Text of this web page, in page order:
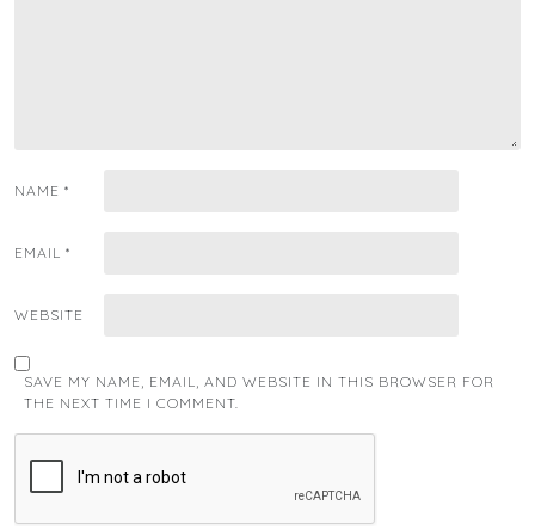
NAME *
EMAIL *
WEBSITE
SAVE MY NAME, EMAIL, AND WEBSITE IN THIS BROWSER FOR
THE NEXT TIME I COMMENT.